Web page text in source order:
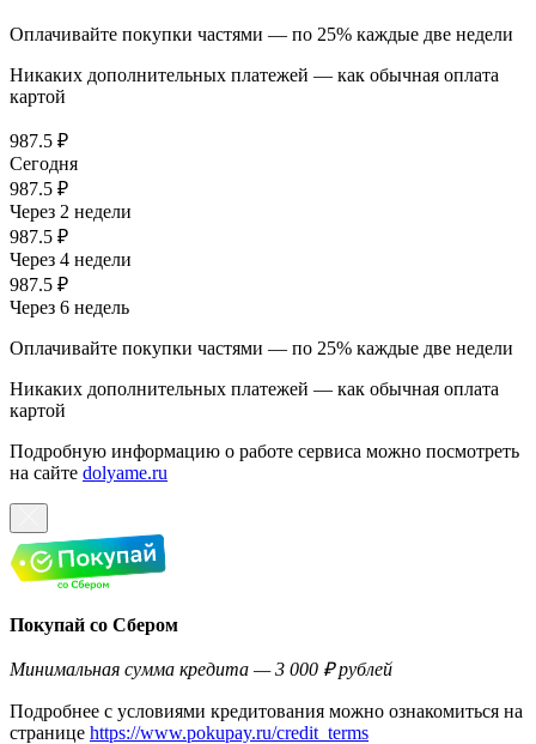
Оплачивайте покупки частями — по 25% каждые две недели
Никаких дополнительных платежей — как обычная оплата
картой
987.5 ₽
Сегодня
987.5 ₽
Через 2 недели
987.5 ₽
Через 4 недели
987.5 ₽
Через 6 недель
Оплачивайте покупки частями — по 25% каждые две недели
Никаких дополнительных платежей — как обычная оплата
картой
Подробную информацию о работе сервиса можно посмотреть
на сайте dolyame.ru
Покупай со Сбером
Минимальная сумма кредита — 3 000 ₽ рублей
Подробнее с условиями кредитования можно ознакомиться на
странице https://www.pokupay.ru/credit_terms